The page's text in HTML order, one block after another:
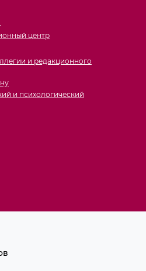
центр
и редакционного
и психологический